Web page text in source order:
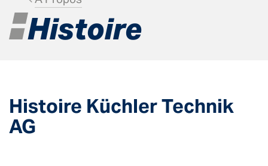
Histoire
Histoire Küchler Technik
AG